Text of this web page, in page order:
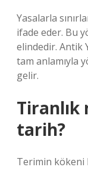
Yasalarla
ifade eder. Bu
elindedir. Antik
tam anlamıyla
gelir.
Tiranlık
tarih?
Terimin kökeni